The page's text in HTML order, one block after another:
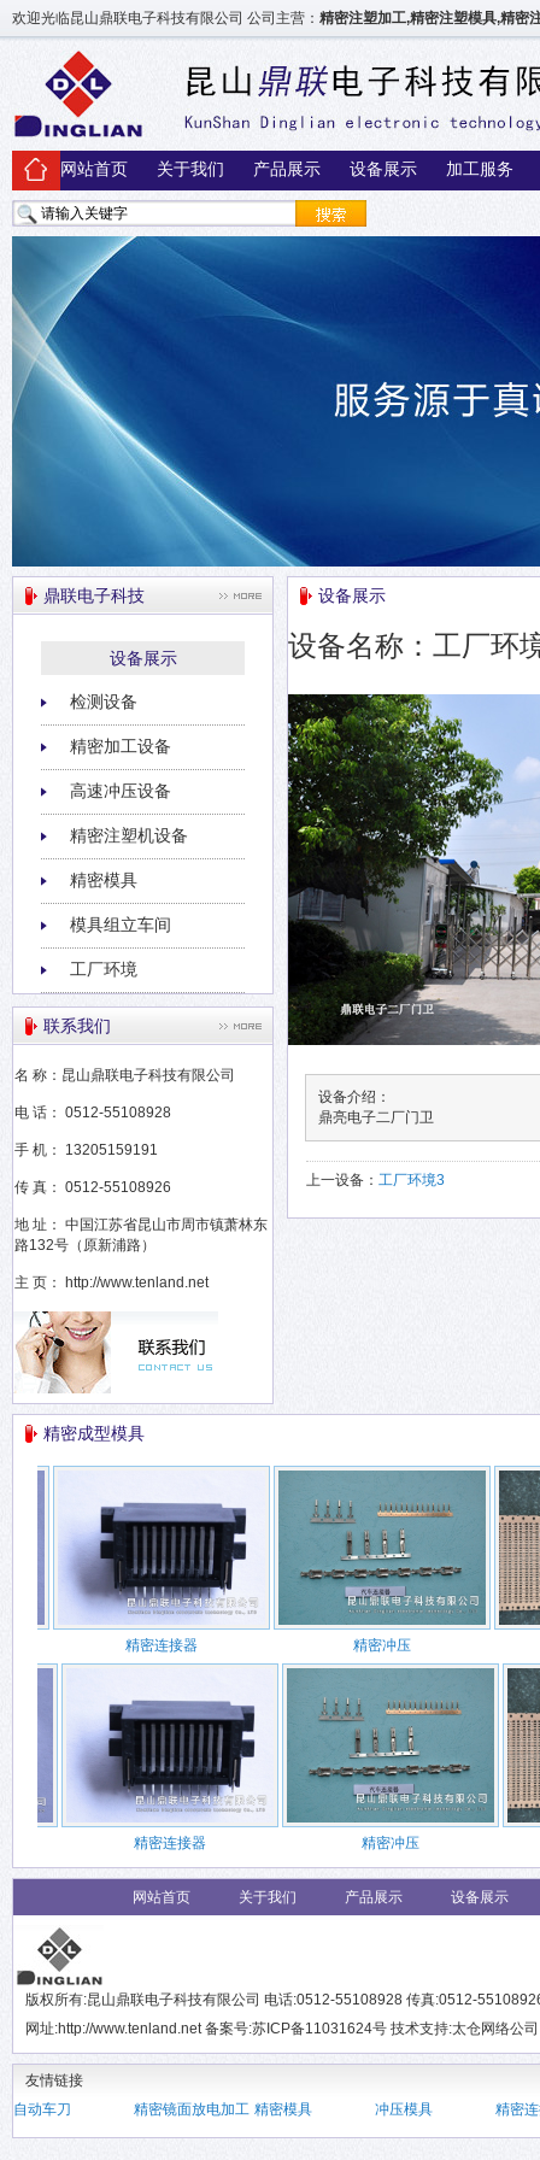
欢迎光临昆山鼎联电子科技有限公司 公司主营： 精密注塑加工,精密注塑模具,精密
网站首页 关于我们 产品展示 设备展示 加工服务
鼎联电子科技
设备展示
检测设备
精密加工设备
高速冲压设备
精密注塑机设备
精密模具
模具组立车间
工厂环境
设备展示
设备名称：工厂环
设备介绍：
鼎亮电子二厂门卫
上一设备： 工厂环境3
联系我们
名 称：昆山鼎联电子科技有限公司
电 话： 0512-55108928
手 机： 13205159191
传 真： 0512-55108926
地 址： 中国江苏省昆山市周市镇萧林东
路132号（原新浦路）
主 页： http://www.tenland.net
精密成型模具
精密连接器 精密冲压
精密连接器 精密冲压
网站首页 关于我们 产品展示 设备展示
版权所有:昆山鼎联电子科技有限公司 电话:0512-55108928 传真:0512-
网址:http://www.tenland.net 备案号:苏ICP备11031624号 技术支持:太仓网络公司
友情链接
自动车刀
精密镜面放电加工 精密模具 冲压模具 精密